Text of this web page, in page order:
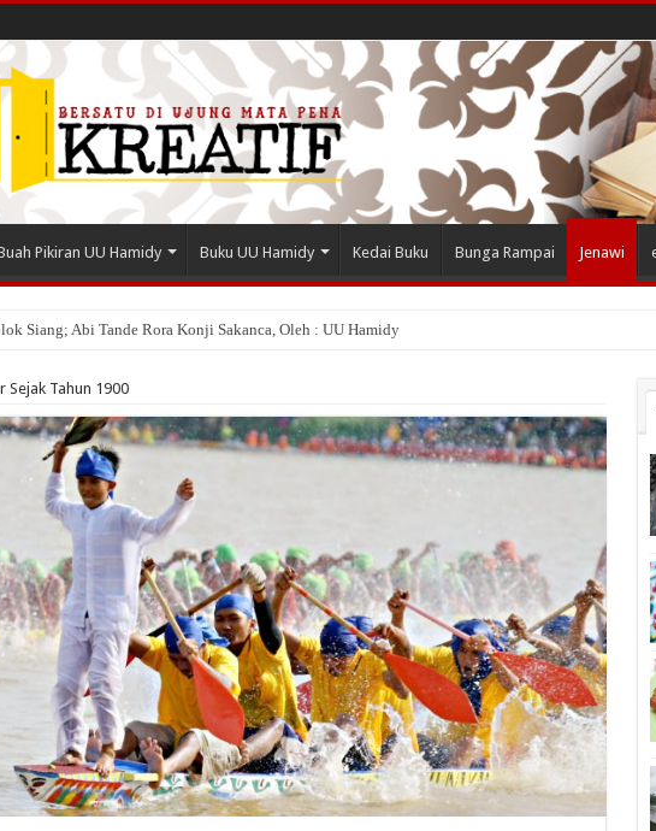
Pikiran UU Hamidy Buku UU Hamidy Kedai Buku Bunga Rampai Jenawi
Siang; Abi Tande Rora Konji Sakanca, Oleh : UU Hamidy
Sejak Tahun 1900